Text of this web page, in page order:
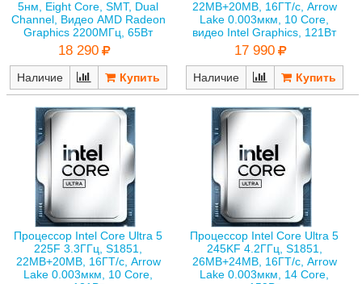
5нм, Eight Core, SMT, Dual
Channel, Видео AMD Radeon
Graphics 2200МГц, 65Вт
18 290
Наличие
22MB+20MB, 16ГТ/с, Arrow
Lake 0.003мкм, 10 Core,
видео Intel Graphics, 121Вт
17 990
Наличие
Процессор Intel Core Ultra 5
225F 3.3ГГц, S1851,
22MB+20MB, 16ГТ/с, Arrow
Lake 0.003мкм, 10 Core,
Процессор Intel Core Ultra 5
245KF 4.2ГГц, S1851,
26MB+24MB, 16ГТ/с, Arrow
Lake 0.003мкм, 14 Core,